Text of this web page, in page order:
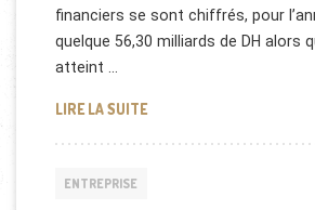
financiers se sont chiffrés, pour
quelque 56,30 milliards de DH alors
atteint …
LIRE LA SUITELES TRANSFERTS
ENTREPRISE